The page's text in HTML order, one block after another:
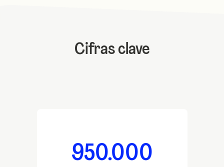
Cifras clave
950.000